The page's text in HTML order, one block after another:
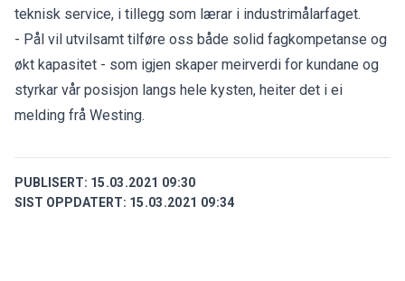
teknisk service, i tillegg som lærar i industrimålarfaget.
- Pål vil utvilsamt tilføre oss både solid fagkompetanse og
økt kapasitet - som igjen skaper meirverdi for kundane og
styrkar vår posisjon langs hele kysten, heiter det i ei
melding frå Westing.
PUBLISERT: 15.03.2021 09:30
SIST OPPDATERT: 15.03.2021 09:34